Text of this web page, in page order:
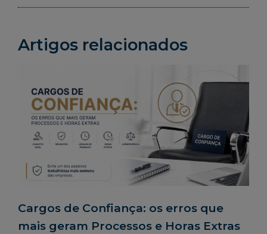
Artigos relacionados
Cargos de Confiança: os erros que
mais geram Processos e Horas Extras